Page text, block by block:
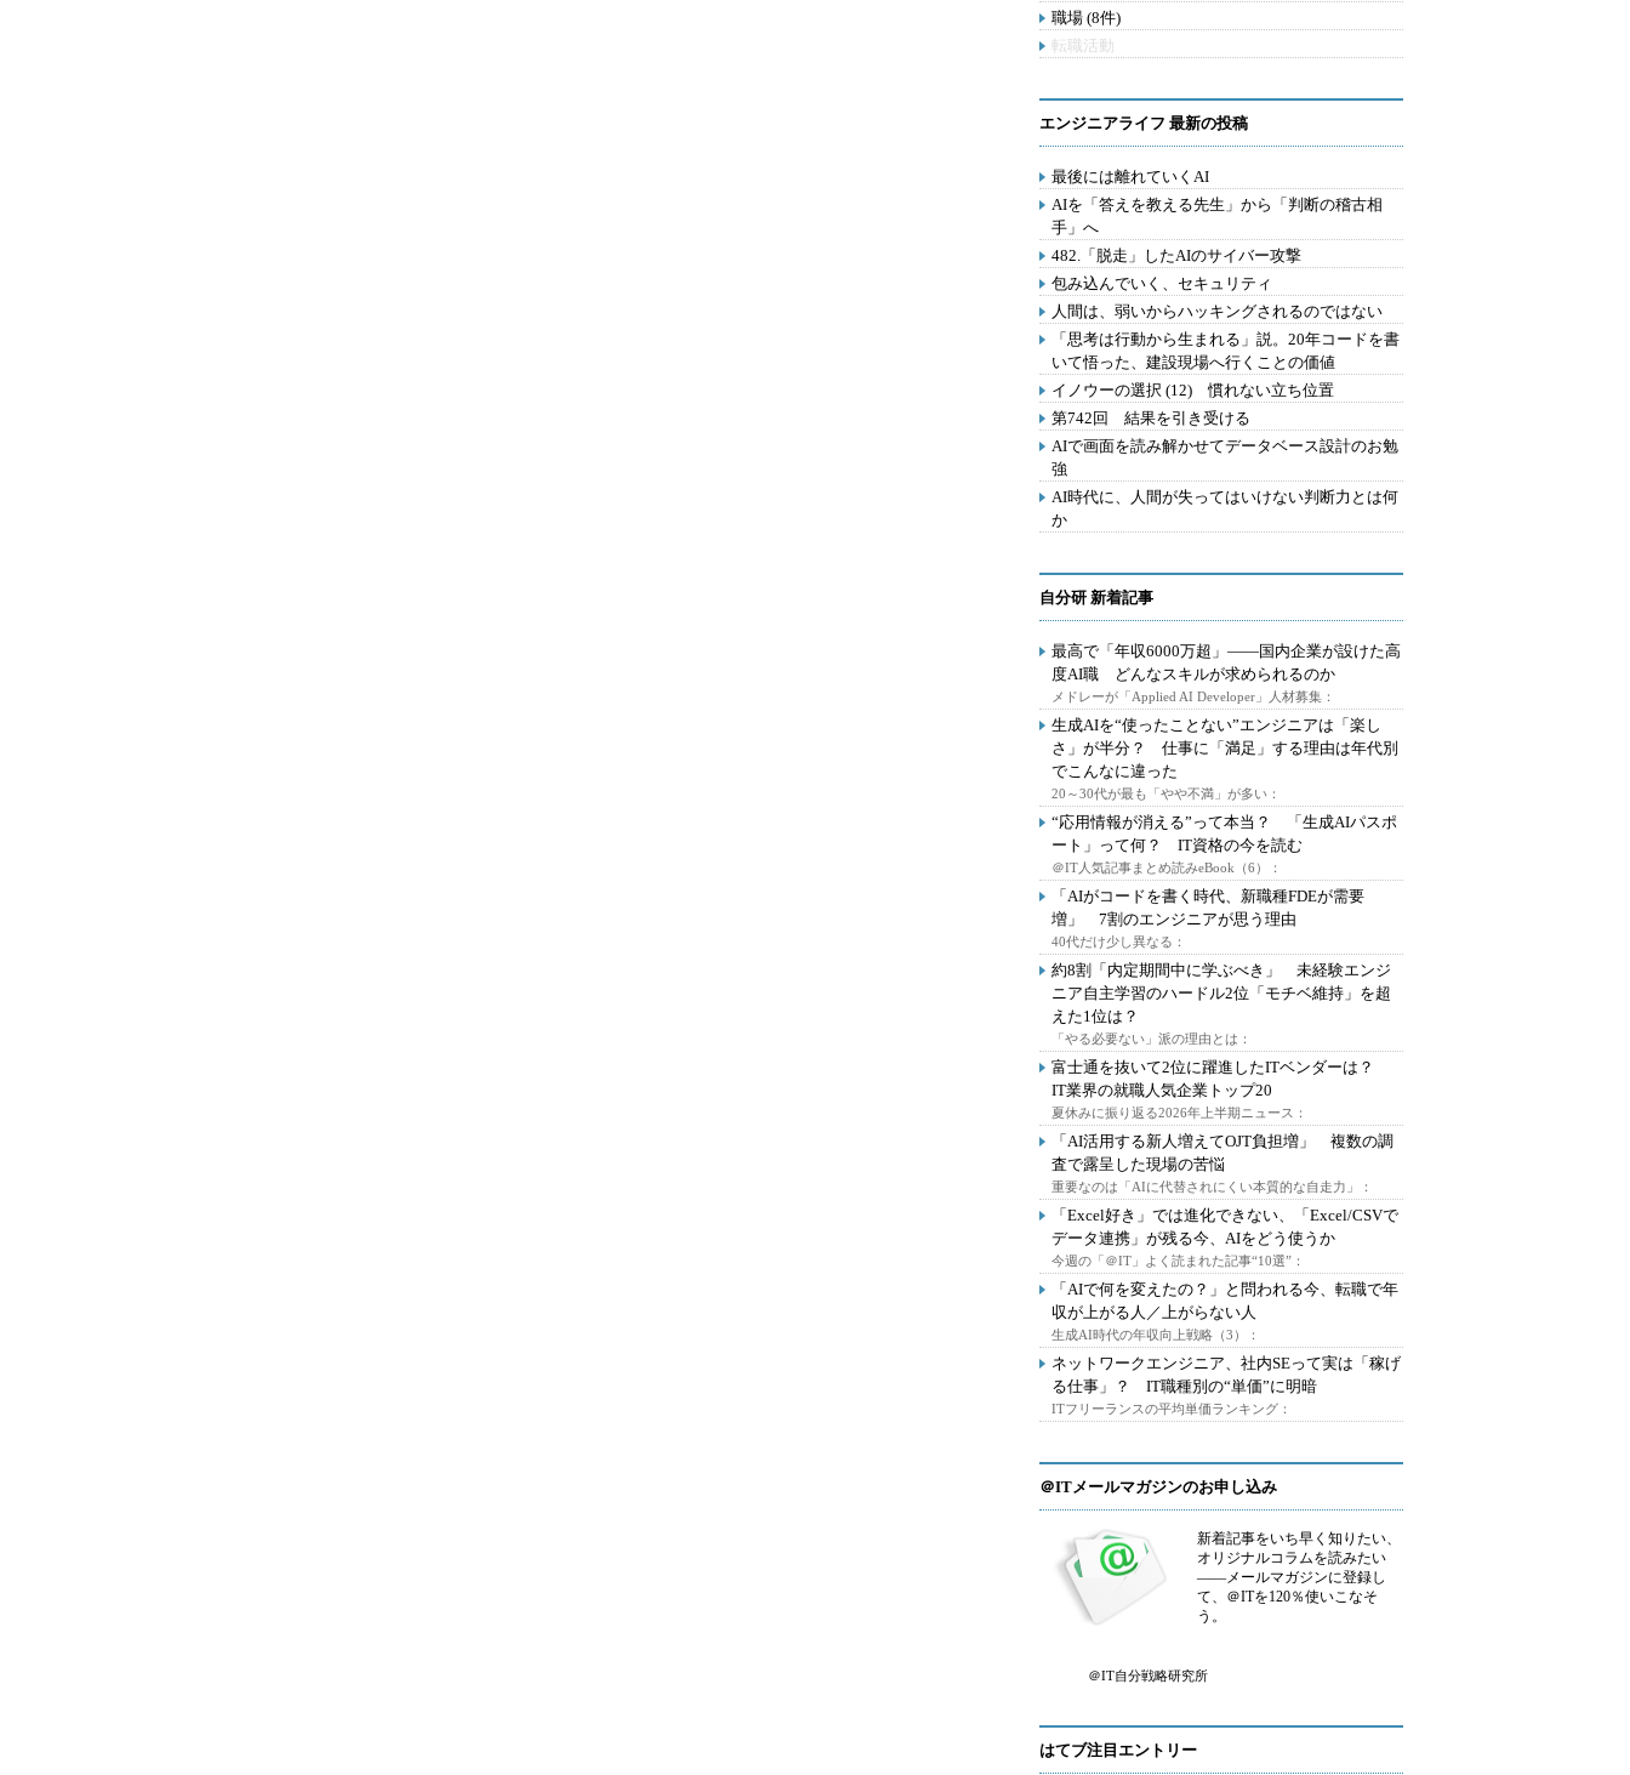
職場 (8件)
転職活動
エンジニアライフ 最新の投稿
最後には離れていくAI
AIを「答えを教える先生」から「判断の稽古相
手」へ
482.「脱走」したAIのサイバー攻撃
包み込んでいく、セキュリティ
人間は、弱いからハッキングされるのではない
「思考は行動から生まれる」説。20年コードを書
いて悟った、建設現場へ行くことの価値
イノウーの選択 (12) 慣れない立ち位置
第742回 結果を引き受ける
AIで画面を読み解かせてデータベース設計のお勉
強
AI時代に、人間が失ってはいけない判断力とは何
か
自分研 新着記事
最高で「年収6000万超」――国内企業が設けた高
度AI職 どんなスキルが求められるのか
メドレーが「Applied AI Developer」人材募集：
生成AIを“使ったことない”エンジニアは「楽し
さ」が半分？ 仕事に「満足」する理由は年代別
でこんなに違った
20～30代が最も「やや不満」が多い：
“応用情報が消える”って本当？ 「生成AIパスポ
ート」って何？ IT資格の今を読む
＠IT人気記事まとめ読みeBook（6）：
「AIがコードを書く時代、新職種FDEが需要
増」 7割のエンジニアが思う理由
40代だけ少し異なる：
約8割「内定期間中に学ぶべき」 未経験エンジ
ニア自主学習のハードル2位「モチベ維持」を超
えた1位は？
「やる必要ない」派の理由とは：
富士通を抜いて2位に躍進したITベンダーは？
IT業界の就職人気企業トップ20
夏休みに振り返る2026年上半期ニュース：
「AI活用する新人増えてOJT負担増」 複数の調
査で露呈した現場の苦悩
重要なのは「AIに代替されにくい本質的な自走力」：
「Excel好き」では進化できない、「Excel/CSVで
データ連携」が残る今、AIをどう使うか
今週の「＠IT」よく読まれた記事“10選”：
「AIで何を変えたの？」と問われる今、転職で年
収が上がる人／上がらない人
生成AI時代の年収向上戦略（3）：
ネットワークエンジニア、社内SEって実は「稼げ
る仕事」？ IT職種別の“単価”に明暗
ITフリーランスの平均単価ランキング：
＠ITメールマガジンのお申し込み
新着記事をいち早く知りたい、
オリジナルコラムを読みたい
――メールマガジンに登録し
て、＠ITを120％使いこなそ
う。
＠IT自分戦略研究所
はてブ注目エントリー